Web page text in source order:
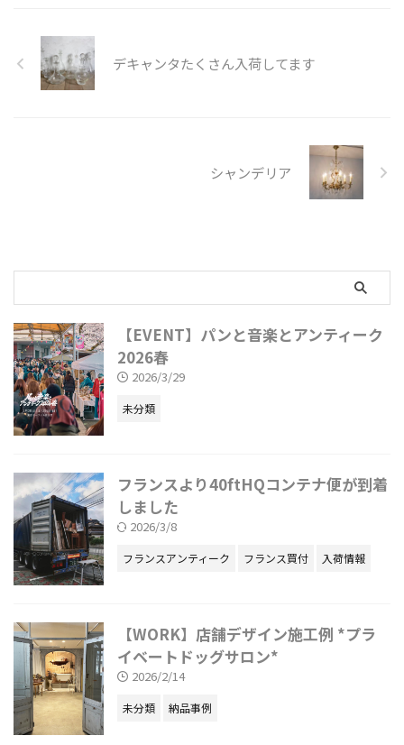
デキャンタたくさん入荷してます
シャンデリア
【EVENT】パンと音楽とアンティーク
2026春
2026/3/29
未分類
フランスより40ftHQコンテナ便が到着
しました
2026/3/8
フランスアンティーク フランス買付 入荷情報
【WORK】店舗デザイン施工例 *プラ
イベートドッグサロン*
2026/2/14
未分類 納品事例